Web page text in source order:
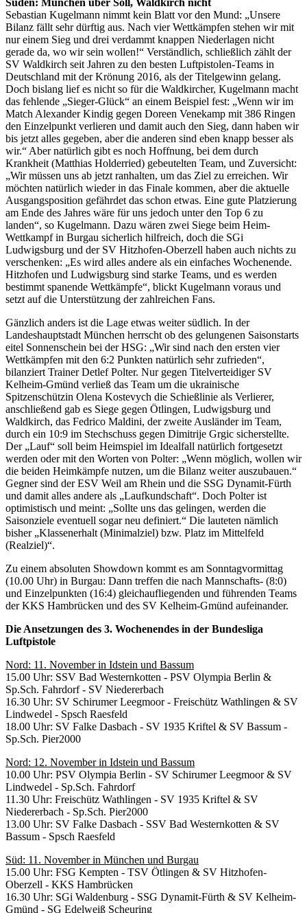
Sebastian Kugelmann nimmt kein Blatt vor den Mund: „Unsere
Bilanz fällt sehr dürftig aus. Nach vier Wettkämpfen stehen wir mit
nur einem Sieg und drei verdammt knappen Niederlagen nicht
gerade da, wo wir sein wollen!“ Verständlich, schließlich zählt der
SV Waldkirch seit Jahren zu den besten Luftpistolen-Teams in
Deutschland mit der Krönung 2016, als der Titelgewinn gelang.
Doch bislang lief es nicht so für die Waldkircher, Kugelmann macht
das fehlende „Sieger-Glück“ an einem Beispiel fest: „Wenn wir im
Match Alexander Kindig gegen Doreen Venekamp mit 386 Ringen
den Einzelpunkt verlieren und damit auch den Sieg, dann haben wir
bis jetzt alles gegeben, aber die anderen sind eben knapp besser als
wir.“ Aber natürlich gibt es noch Hoffnung, bei dem durch
Krankheit (Matthias Holderried) gebeutelten Team, und Zuversicht:
„Wir müssen uns ab jetzt ranhalten, um das Ziel zu erreichen. Wir
möchten natürlich wieder in das Finale kommen, aber die aktuelle
Ausgangsposition gefährdet das schon etwas. Eine gute Platzierung
am Ende des Jahres wäre für uns jedoch unter den Top 6 zu
landen“, so Kugelmann. Dazu wären zwei Siege beim Heim-
Wettkampf in Burgau sicherlich hilfreich, doch die SGi
Ludwigsburg und der SV Hitzhofen-Oberzell haben auch nichts zu
verschenken: „Es wird alles andere als ein einfaches Wochenende.
Hitzhofen und Ludwigsburg sind starke Teams, und es werden
bestimmt spanende Wettkämpfe“, blickt Kugelmann voraus und
setzt auf die Unterstützung der zahlreichen Fans.
Gänzlich anders ist die Lage etwas weiter südlich. In der
Landeshauptstadt München herrscht ob des gelungenen Saisonstarts
eitel Sonnenschein bei der HSG: „Wir sind nach den ersten vier
Wettkämpfen mit den 6:2 Punkten natürlich sehr zufrieden“,
bilanziert Trainer Detlef Polter. Nur gegen Titelverteidiger SV
Kelheim-Gmünd verließ das Team um die ukrainische
Spitzenschützin Olena Kostevych die Schießlinie als Verlierer,
anschließend gab es Siege gegen Ötlingen, Ludwigsburg und
Waldkirch, das Fedrico Maldini, der zweite Ausländer im Team,
durch ein 10:9 im Stechschuss gegen Dimitrije Grgic sicherstellte.
Der „Lauf“ soll beim Heimspiel im Idealfall natürlich fortgesetzt
werden oder mit den Worten von Polter: „Wenn möglich, wollen wir
die beiden Heimkämpfe nutzen, um die Bilanz weiter auszubauen.“
Gegner sind der ESV Weil am Rhein und die SSG Dynamit-Fürth
und damit alles andere als „Laufkundschaft“. Doch Polter ist
optimistisch und meint: „Sollte uns das gelingen, werden die
Saisonziele eventuell sogar neu definiert.“ Die lauteten nämlich
bisher „Klassenerhalt (Minimalziel) bzw. Platz im Mittelfeld
(Realziel)“.
Zu einem absoluten Showdown kommt es am Sonntagvormittag
(10.00 Uhr) in Burgau: Dann treffen die nach Mannschafts- (8:0)
und Einzelpunkten (16:4) gleichaufliegenden und führenden Teams
der KKS Hambrücken und des SV Kelheim-Gmünd aufeinander.
Die Ansetzungen des 3. Wochenendes in der Bundesliga
Luftpistole
Nord: 11. November in Idstein und Bassum
15.00 Uhr: SSV Bad Westernkotten - PSV Olympia Berlin &
Sp.Sch. Fahrdorf - SV Niedererbach
16.30 Uhr: SV Schirumer Leegmoor - Freischütz Wathlingen & SV
Lindwedel - Spsch Raesfeld
18.00 Uhr: SV Falke Dasbach - SV 1935 Kriftel & SV Bassum -
Sp.Sch. Pier2000
Nord: 12. November in Idstein und Bassum
10.00 Uhr: PSV Olympia Berlin - SV Schirumer Leegmoor & SV
Lindwedel - Sp.Sch. Fahrdorf
11.30 Uhr: Freischütz Wathlingen - SV 1935 Kriftel & SV
Niedererbach - Sp.Sch. Pier2000
13.00 Uhr: SV Falke Dasbach - SSV Bad Westernkotten & SV
Bassum - Spsch Raesfeld
Süd: 11. November in München und Burgau
15.00 Uhr: FSG Kempten - TSV Ötlingen & SV Hitzhofen-
Oberzell - KKS Hambrücken
16.30 Uhr: SGi Waldenburg - SSG Dynamit-Fürth & SV Kelheim-
Gmünd - SG Edelweiß Scheuring